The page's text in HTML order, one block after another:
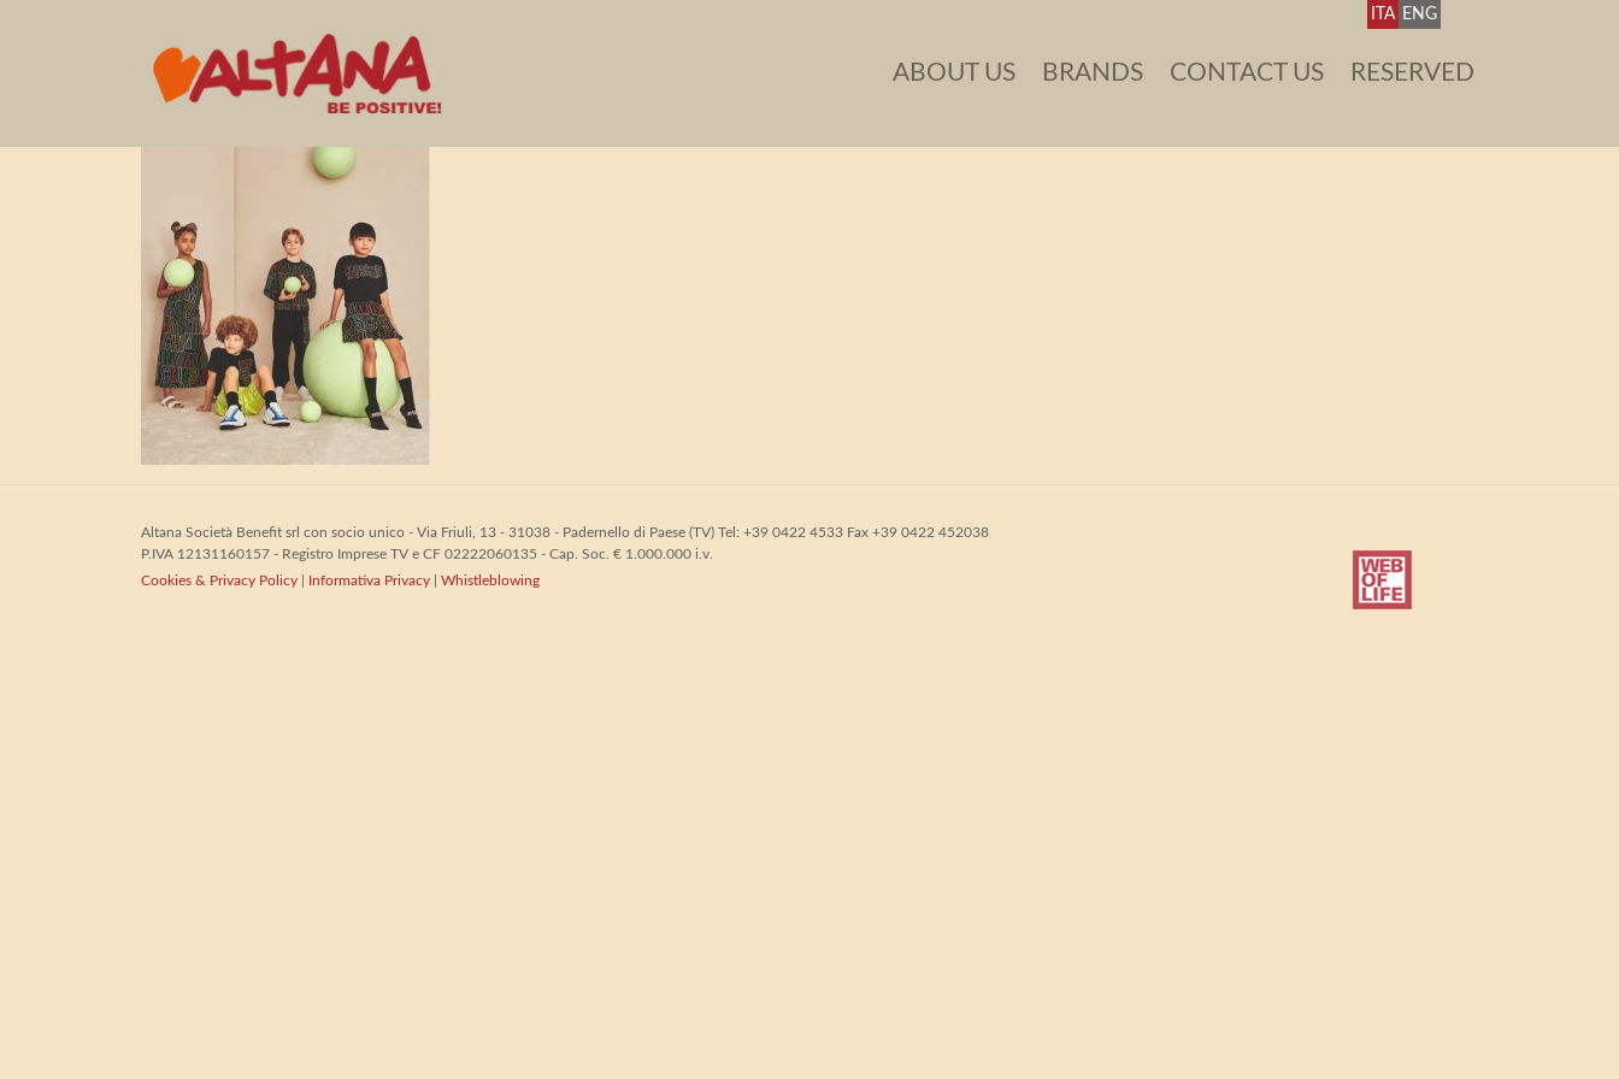
ITA ENG
ABOUT US BRANDS CONTACT US RESERVED
2023.11.16 Moschino Kids0353
Altana Società Benefit srl con socio unico - Via Friuli, 13 - 31038 - Padernello di Paese (TV) Tel: +39 0422 4533 Fax +39 0422 452038
P.IVA 12131160157 - Registro Imprese TV e CF 02222060135 - Cap. Soc. € 1.000.000 i.v.
Cookies & Privacy Policy
Informativa Privacy Whistleblowing